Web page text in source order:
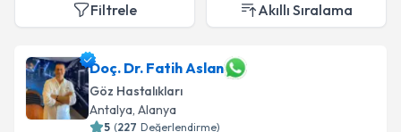
Filtrele Akıllı Sıralama
Doç. Dr. Fatih Aslan
Göz Hastalıkları
Antalya, Alanya
5 (227 Değerlendirme)